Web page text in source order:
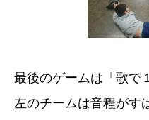
最後のゲームは「歌で
左のチームは音程がす